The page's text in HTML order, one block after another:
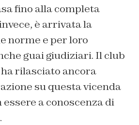
fino alla completa
è arrivata la
norme e per loro
guai giudiziari. Il club
rilasciato ancora
su questa vicenda
a conoscenza di